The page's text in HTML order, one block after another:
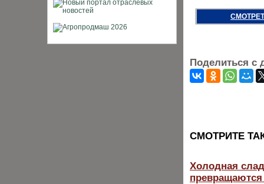
Поделиться с
CМОТРИТЕ
Холодная